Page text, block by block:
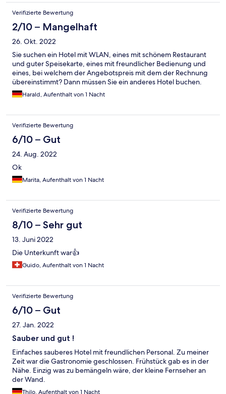
Verifizierte Bewertung
2/10 – Mangelhaft
26. Okt. 2022
Sie suchen ein Hotel mit WLAN, eines mit schönem Restaurant
und guter Speisekarte, eines mit freundlicher Bedienung und
eines, bei welchem der Angebotspreis mit dem der Rechnung
übereinstimmt? Dann müssen Sie ein anderes Hotel buchen.
Harald, Aufenthalt von 1 Nacht
Verifizierte Bewertung
6/10 – Gut
24. Aug. 2022
Ok
Marita, Aufenthalt von 1 Nacht
Verifizierte Bewertung
8/10 – Sehr gut
13. Juni 2022
Die Unterkunft war👍
Guido, Aufenthalt von 1 Nacht
Verifizierte Bewertung
6/10 – Gut
27. Jan. 2022
Sauber und gut !
Einfaches sauberes Hotel mit freundlichen Personal. Zu meiner
Zeit war die Gastronomie geschlossen. Frühstück gab es in der
Nähe. Einzig was zu bemängeln wäre, der kleine Fernseher an
der Wand.
Thilo, Aufenthalt von 1 Nacht